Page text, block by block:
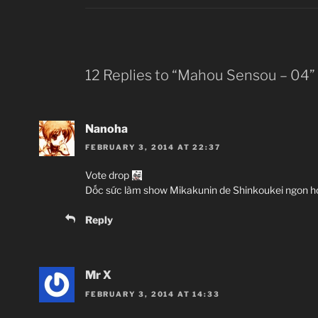
12 Replies to “Mahou Sensou – 04”
Nanoha
FEBRUARY 3, 2014 AT 22:37
Vote drop
Dốc sức làm show Mikakunin de Shinkoukei ngon
Reply
Mr X
FEBRUARY 3, 2014 AT 14:33